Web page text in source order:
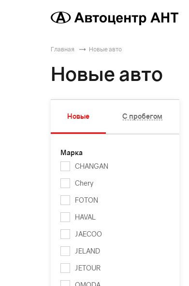
Главная Новые авто
Новые авто
Новые С пробегом
Марка
CHANGAN
Chery
FOTON
HAVAL
JAECOO
JELAND
JETOUR